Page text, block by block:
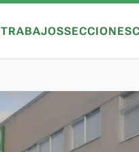
TRABAJOSSECCIONES